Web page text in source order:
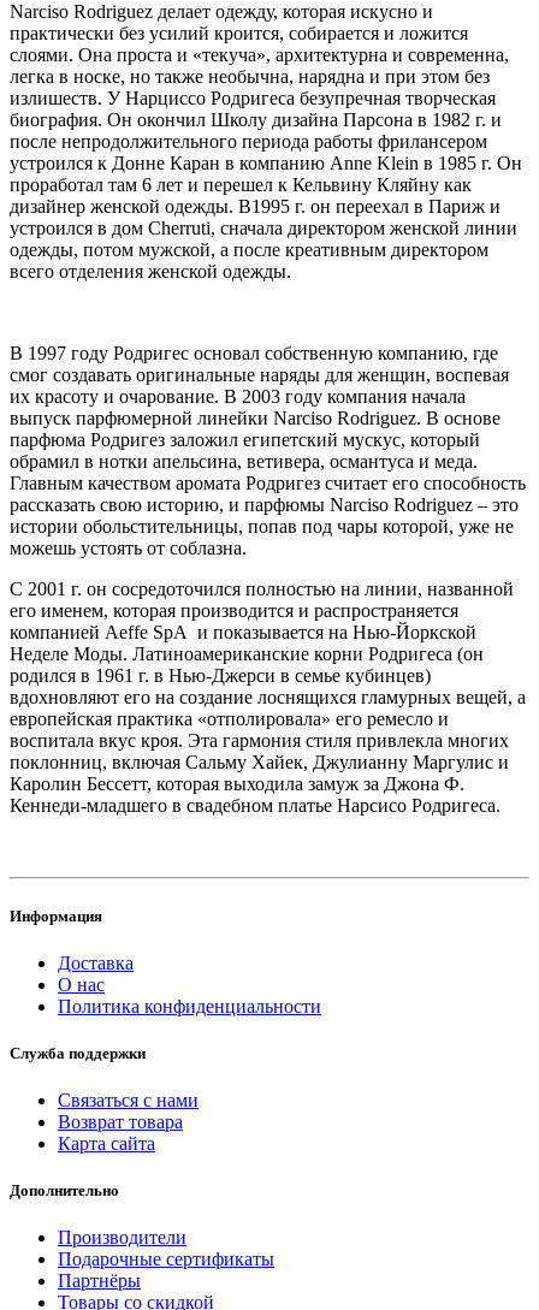
Narciso Rodriguez делает одежду, которая искусно и
практически без усилий кроится, собирается и ложится
слоями. Она проста и «текуча», архитектурна и современна,
легка в носке, но также необычна, нарядна и при этом без
излишеств. У Нарциссо Родригеса безупречная творческая
биография. Он окончил Школу дизайна Парсона в 1982 г. и
после непродолжительного периода работы фрилансером
устроился к Донне Каран в компанию Anne Klein в 1985 г. Он
проработал там 6 лет и перешел к Кельвину Кляйну как
дизайнер женской одежды. В1995 г. он переехал в Париж и
устроился в дом Cherruti, сначала директором женской линии
одежды, потом мужской, а после креативным директором
всего отделения женской одежды.
В 1997 году Родригес основал собственную компанию, где
смог создавать оригинальные наряды для женщин, воспевая
их красоту и очарование. В 2003 году компания начала
выпуск парфюмерной линейки Narciso Rodriguez. В основе
парфюма Родригез заложил египетский мускус, который
обрамил в нотки апельсина, ветивера, османтуса и меда.
Главным качеством аромата Родригез считает его способность
рассказать свою историю, и парфюмы Narciso Rodriguez – это
истории обольстительницы, попав под чары которой, уже не
можешь устоять от соблазна.
С 2001 г. он сосредоточился полностью на линии, названной
его именем, которая производится и распространяется
компанией Aeffe SpA и показывается на Нью-Йоркской
Неделе Моды. Латиноамериканские корни Родригеса (он
родился в 1961 г. в Нью-Джерси в семье кубинцев)
вдохновляют его на создание лоснящихся гламурных вещей, а
европейская практика «отполировала» его ремесло и
воспитала вкус кроя. Эта гармония стиля привлекла многих
поклонниц, включая Сальму Хайек, Джулианну Маргулис и
Каролин Бессетт, которая выходила замуж за Джона Ф.
Кеннеди-младшего в свадебном платье Нарсисо Родри­геса.
Информация
Доставка
О нас
Политика конфиденциальности
Служба поддержки
Связаться с нами
Возврат товара
Карта сайта
Дополнительно
Производители
Подарочные сертификаты
Партнёры
Товары со скидкой